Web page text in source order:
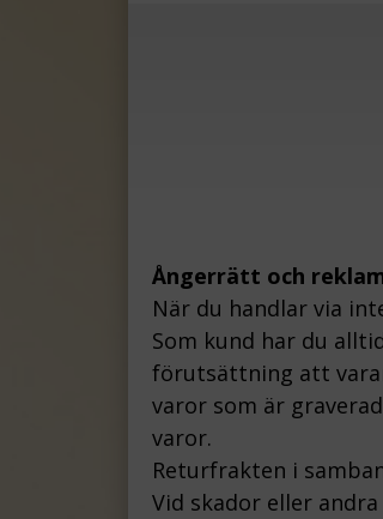
Ångerrätt och
När du handlar via
Som kund har du
förutsättning att
varor som är
varor.
Returfrakten i
Vid skador eller